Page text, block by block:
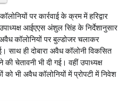
पर कार्रवाई के क्रम में हरिद्वार
आईएएस अंशुल सिंह के निर्देशानुसार
कॉलोनियों पर बुल्डोजर चलाकर
साथ ही दोबारा अवैध कॉलोनी विकसित
चेतावनी भी दी गई। वहीं उपाध्यक्ष
भी अवैध कॉलोनियों में प्रोपटी में निवेश